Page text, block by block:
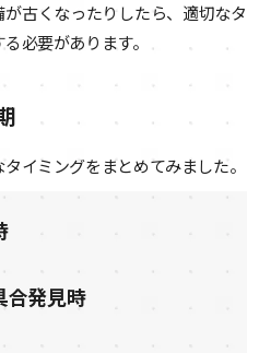
古くなったりしたら、適切なタ
る必要があります。
イミングをまとめてみました。
合発見時